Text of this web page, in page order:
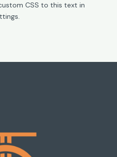
CSS to this text in